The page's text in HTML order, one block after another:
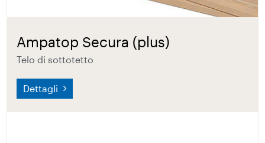
Ampatop Secura (plus)
Telo di sottotetto
Dettagli